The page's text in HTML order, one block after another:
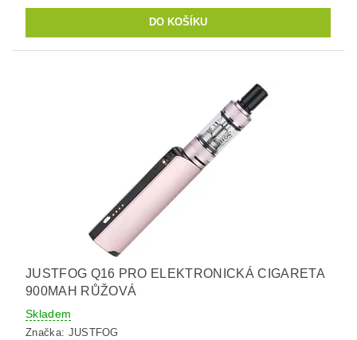
JUSTFOG Q16 PRO ELEKTRONICKÁ CIGARETA
900MAH RŮŽOVÁ
Skladem
Značka: JUSTFOG